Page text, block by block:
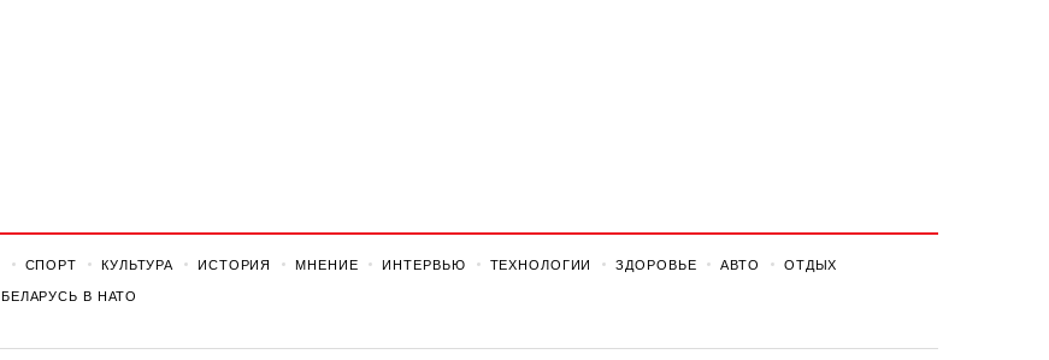
СПОРТ КУЛЬТУРА ИСТОРИЯ МНЕНИЕ ИНТЕРВЬЮ ТЕХНОЛОГИИ ЗДОРОВЬЕ АВТО ОТДЫХ
БЕЛАРУСЬ В НАТО